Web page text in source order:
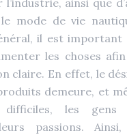
ainsi que
le mode de vie
il est important
les choses
claire. En effet, le
demeure, et
difficiles, les gens
passions.